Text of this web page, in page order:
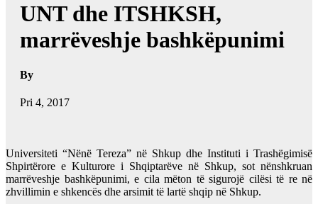
UNT dhe ITSHKSH,
marrëveshje bashkëpunimi
By
Pri 4, 2017
Universiteti “Nënë Tereza” në Shkup dhe Instituti i Trashëgimisë
Shpirtërore e Kulturore i Shqiptarëve në Shkup, sot nënshkruan
marrëveshje bashkëpunimi, e cila mëton të sigurojë cilësi të re në
zhvillimin e shkencës dhe arsimit të lartë shqip në Shkup.